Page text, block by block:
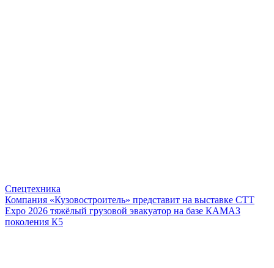
Спецтехника
Компания «Кузовостроитель» представит на выставке CTT
Expo 2026 тяжёлый грузовой эвакуатор на базе КАМАЗ
поколения К5